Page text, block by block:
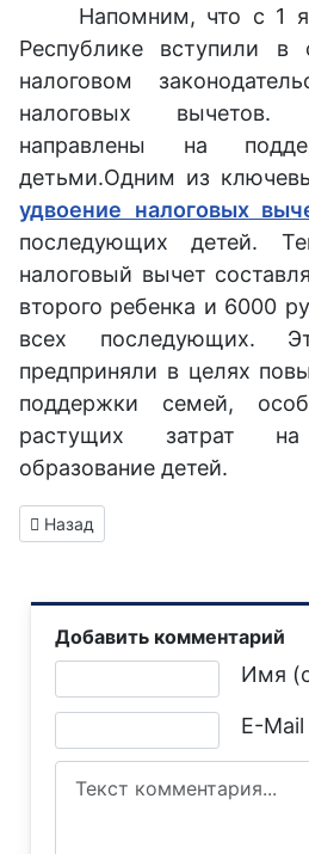
Напомним, что с 1
Республике вступили в
налоговом
налоговых
направлены на
детьми.Одним из
удвоение налоговых
последующих детей.
налоговый вычет
второго ребенка и 6000
всех последующих.
предприняли в целях
поддержки семей,
растущих затрат
образование детей.
Предыдущий: Юные футболисты
Назад
Добавить комментарий
Имя
E-
Текст комментария